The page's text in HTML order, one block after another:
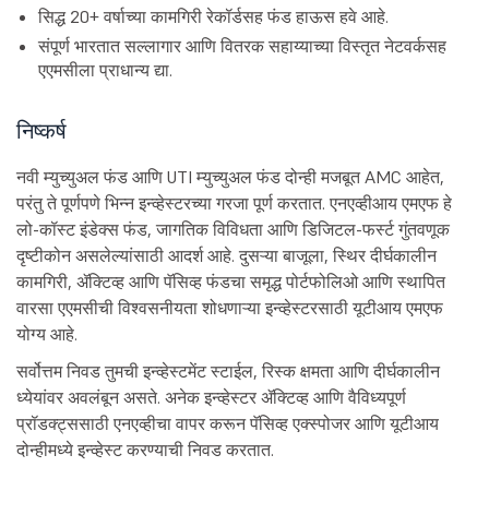
सिद्ध 20+ वर्षाच्या कामगिरी रेकॉर्डसह फंड हाऊस हवे आहे.
संपूर्ण भारतात सल्लागार आणि वितरक सहाय्याच्या विस्तृत नेटवर्कसह
एएमसीला प्राधान्य द्या.
निष्कर्ष
नवी म्युच्युअल फंड आणि UTI म्युच्युअल फंड दोन्ही मजबूत AMC आहेत,
परंतु ते पूर्णपणे भिन्न इन्व्हेस्टरच्या गरजा पूर्ण करतात. एनएव्हीआय एमएफ हे
लो-कॉस्ट इंडेक्स फंड, जागतिक विविधता आणि डिजिटल-फर्स्ट गुंतवणूक
दृष्टीकोन असलेल्यांसाठी आदर्श आहे. दुसऱ्या बाजूला, स्थिर दीर्घकालीन
कामगिरी, ॲक्टिव्ह आणि पॅसिव्ह फंडचा समृद्ध पोर्टफोलिओ आणि स्थापित
वारसा एएमसीची विश्वसनीयता शोधणाऱ्या इन्व्हेस्टरसाठी यूटीआय एमएफ
योग्य आहे.
सर्वोत्तम निवड तुमची इन्व्हेस्टमेंट स्टाईल, रिस्क क्षमता आणि दीर्घकालीन
ध्येयांवर अवलंबून असते. अनेक इन्व्हेस्टर ॲक्टिव्ह आणि वैविध्यपूर्ण
प्रॉडक्ट्ससाठी एनएव्हीचा वापर करून पॅसिव्ह एक्स्पोजर आणि यूटीआय
दोन्हीमध्ये इन्व्हेस्ट करण्याची निवड करतात.